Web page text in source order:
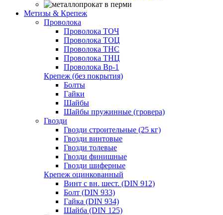
Метизы & Крепеж
Проволока
Проволока ТОЧ
Проволока ТОЦ
Проволока ТНС
Проволока ТНЦ
Проволока Вр-1
Крепеж (без покрытия)
Болты
Гайки
Шайбы
Шайбы пружинные (гровера)
Гвозди
Гвозди строительные (25 кг)
Гвозди винтовые
Гвозди толевые
Гвозди финишные
Гвозди шиферные
Крепеж оцинкованный
Винт с вн. шест. (DIN 912)
Болт (DIN 933)
Гайка (DIN 934)
Шайба (DIN 125)